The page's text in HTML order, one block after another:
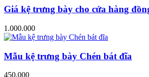
Giá kệ trưng bày cho cửa hàng
1.000.000
Mẫu kệ trưng bày Chén bát đĩa
450.000